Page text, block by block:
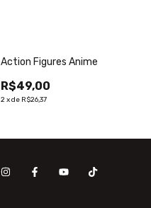
Action Figures Anime
R$49,00
2xde R$26,37